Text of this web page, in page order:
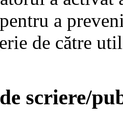
a
de către
scriere/